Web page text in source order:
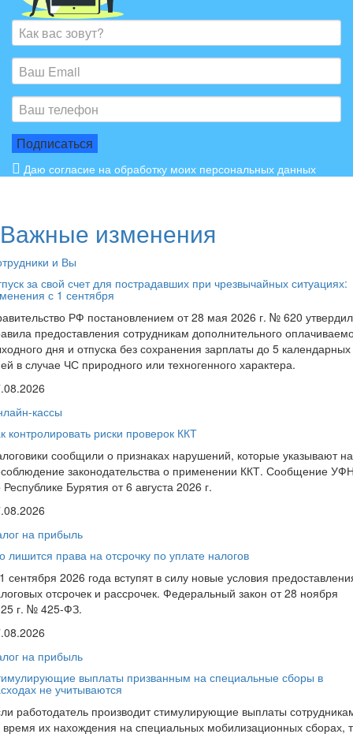
Даю согласие на обработку моих персональных данных
Важные изменения
и Вы
за свой счет для пострадавших при чрезвычайных ситуациях:
с 1 сентября
РФ постановлением от 28 мая 2026 г. № 620
предоставления сотрудникам дополнительного
дня и отпуска без сохранения зарплаты до 5 календарных
в случае ЧС природного или техногенного характера.
кассы
контролировать риски проверок ККТ
сообщили о признаках нарушений, которые указывают на
законодательства о применении ККТ. Сообщение
Республике Бурятия от 6 августа 2026 г.
на прибыль
лишится права на отсрочку по уплате налогов
сентября 2026 года вступят в силу новые условия
отсрочек и рассрочек. Федеральный закон от 28 ноября
г. № 425-ФЗ.
на прибыль
выплаты призванным на специальные сборы в
не учитываются
работодатель производит стимулирующие выплаты
время их нахождения на специальных мобилизационных сборах,